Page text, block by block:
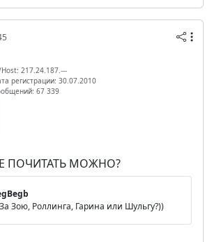
217.24.187.---
регистрации: 30.07.2010
67 339
ПОЧИТАТЬ МОЖНО?
Зою, Роллинга, Гарина или Шульгу?))